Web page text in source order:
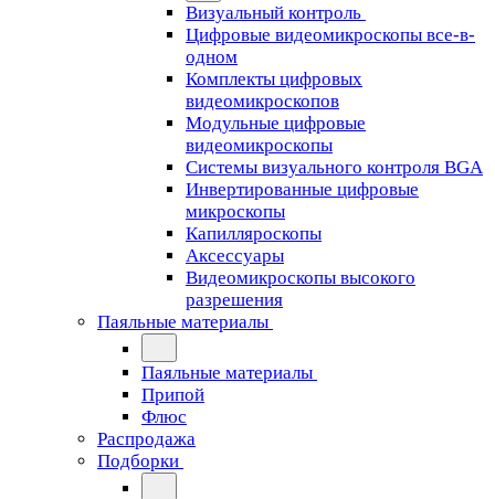
Визуальный контроль
Цифровые видеомикроскопы все-в-
одном
Комплекты цифровых
видеомикроскопов
Модульные цифровые
видеомикроскопы
Cистемы визуального контроля BGA
Инвертированные цифровые
микроскопы
Капилляроскопы
Аксессуары
Видеомикроскопы высокого
разрешения
Паяльные материалы
Паяльные материалы
Припой
Флюс
Распродажа
Подборки